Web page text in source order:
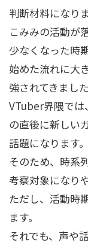
判断材料になりま
こみみの活動が
少なくなった時
始めた流れに大
強されてきました
VTuber界隈では
の直後に新しい
話題になります。
そのため、時系
考察対象になり
ただし、活動時
ます。
それでも、声や